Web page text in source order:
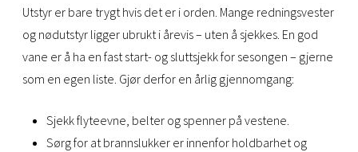
Utstyr er bare trygt hvis det er i orden. Mange redningsvester
og nødutstyr ligger ubrukt i årevis – uten å sjekkes. En god
vane er å ha en fast start- og sluttsjekk for sesongen – gjerne
som en egen liste. Gjør derfor en årlig gjennomgang:
Sjekk flyteevne, belter og spenner på vestene.
Sørg for at brannslukker er innenfor holdbarhet og